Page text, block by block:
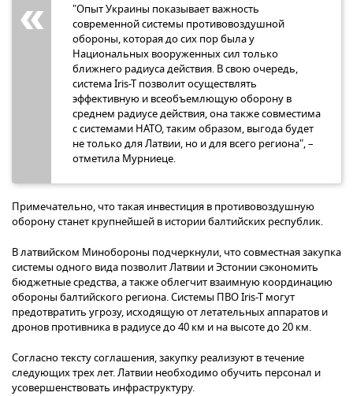
"Опыт Украины показывает важность
современной системы противовоздушной
обороны, которая до сих пор была у
Национальных вооруженных сил только
ближнего радиуса действия. В свою очередь,
система Iris-T позволит осуществлять
эффективную и всеобъемлющую оборону в
среднем радиусе действия, она также совместима
с системами НАТО, таким образом, выгода будет
не только для Латвии, но и для всего региона", –
отметила Мурниеце.
Примечательно, что такая инвестиция в противовоздушную
оборону станет крупнейшей в истории балтийских республик.
В латвийском Минобороны подчеркнули, что совместная закупка
системы одного вида позволит Латвии и Эстонии сэкономить
бюджетные средства, а также облегчит взаимную координацию
обороны балтийского региона. Системы ПВО Iris-T могут
предотвратить угрозу, исходящую от летательных аппаратов и
дронов противника в радиусе до 40 км и на высоте до 20 км.
Согласно тексту соглашения, закупку реализуют в течение
следующих трех лет. Латвии необходимо обучить персонал и
усовершенствовать инфраструктуру.